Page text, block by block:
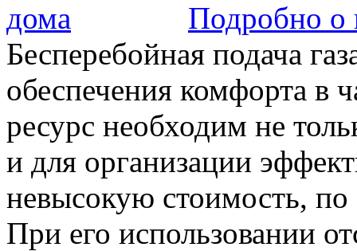
Подробно о
Бесперебойная подача
обеспечения комфорта в
ресурс необходим не
и для организации
невысокую стоимость, по
При его использовании